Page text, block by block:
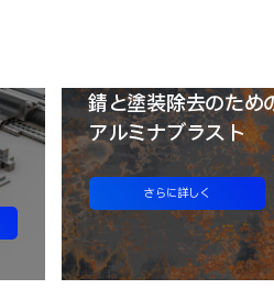
錆と塗装除去のため
アルミナブラスト
さらに詳しく